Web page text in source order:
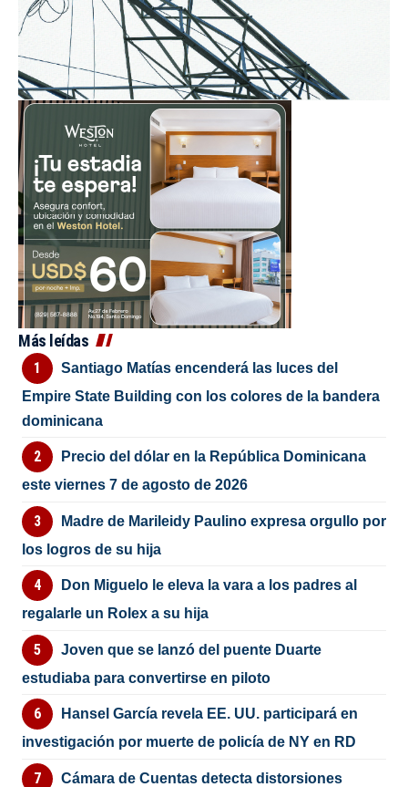
Más leídas
Santiago Matías encenderá las luces del
Empire State Building con los colores de la bandera
dominicana
Precio del dólar en la República Dominicana
este viernes 7 de agosto de 2026
Madre de Marileidy Paulino expresa orgullo por
los logros de su hija
Don Miguelo le eleva la vara a los padres al
regalarle un Rolex a su hija
Joven que se lanzó del puente Duarte
estudiaba para convertirse en piloto
Hansel García revela EE. UU. participará en
investigación por muerte de policía de NY en RD
Cámara de Cuentas detecta distorsiones